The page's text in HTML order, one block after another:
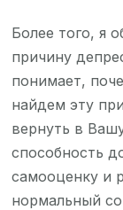
Более того, я
причину
понимает,
найдем эту
вернуть в
способность
самооценку и
нормальный